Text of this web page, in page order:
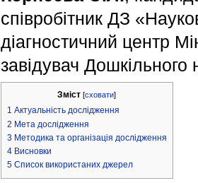
співробітник ДЗ
діагностичний центр
завідувач
Зміст [сховати]
1 Актуальність дослідження
2 Мета дослідження
3 Методика та організація дослідження
4 Висновки
5 Список використаних джерел